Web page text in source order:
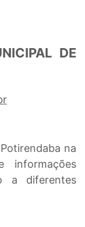
DE
na
informações
a diferentes